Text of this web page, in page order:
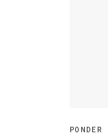
PONDER